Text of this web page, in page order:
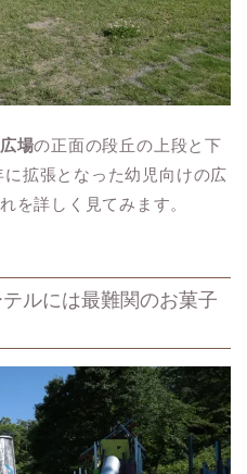
場の正面の段丘の上段と下
拡張となった幼児向けの広
を詳しく見てみます。
ルには最難関のお菓子